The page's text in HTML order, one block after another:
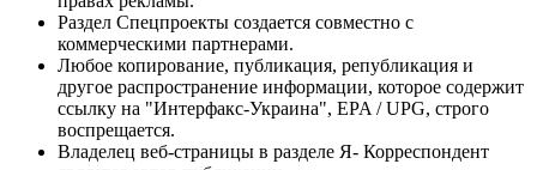
Раздел Спецпроекты создается совместно с
коммерческими партнерами.
Любое копирование, публикация, републикация и
другое распространение информации, которое содержит
ссылку на "Интерфакс-Украина", EPA / UPG, строго
воспрещается.
Владелец веб-страницы в разделе Я- Корреспондент